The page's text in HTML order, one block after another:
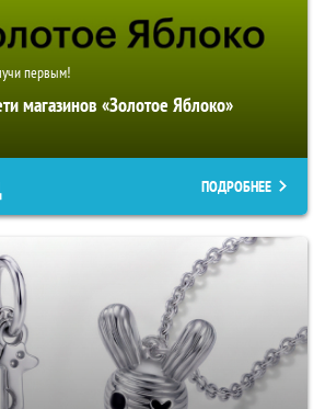
первым!
магазинов «Золотое Яблоко»
ПОДРОБНЕЕ